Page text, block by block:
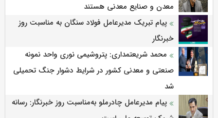
معدن و صنایع معدنی هستند
پیام تبریک مدیرعامل فولاد سنگان به مناسبت روز
خبرنگار
محمد شریعتمداری: پتروشیمی نوری واحد نمونه
صنعتی و معدنی کشور در شرایط دشوار جنگ تحمیلی
شد
پیام مدیرعامل چادرملو به‌مناسبت روز خبرنگار: رسانه